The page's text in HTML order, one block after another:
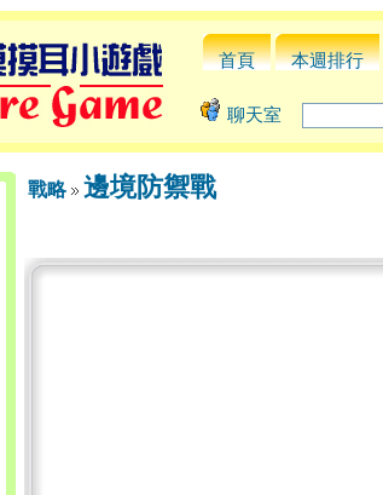
首頁 本週排行
聊天室
戰略 邊境防禦戰